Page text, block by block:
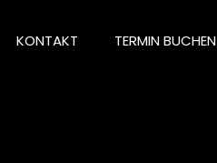
KONTAKT TERMIN BUCHEN